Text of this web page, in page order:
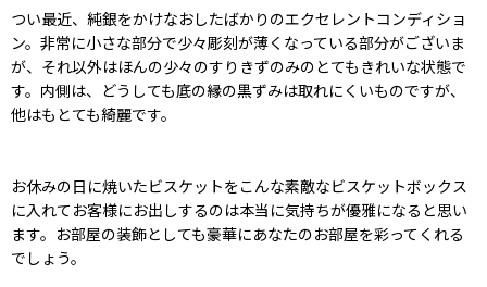
つい最近、純銀をかけなおしたばかりのエクセレントコンディショ
ン。非常に小さな部分で少々彫刻が薄くなっている部分がございま
が、それ以外はほんの少々のすりきずのみのとてもきれいな状態で
す。内側は、どうしても底の縁の黒ずみは取れにくいものですが、
他はもとても綺麗です。
お休みの日に焼いたビスケットをこんな素敵なビスケットボックス
に入れてお客様にお出しするのは本当に気持ちが優雅になると思い
ます。お部屋の装飾としても豪華にあなたのお部屋を彩ってくれる
でしょう。